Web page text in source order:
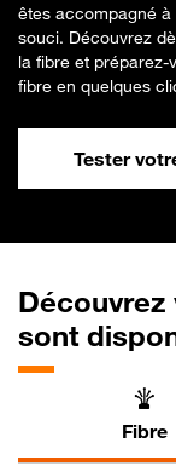
êtes accompagné
souci. Découvrez
la fibre et préparez-
fibre en quelques
Tester
sont
Fibre